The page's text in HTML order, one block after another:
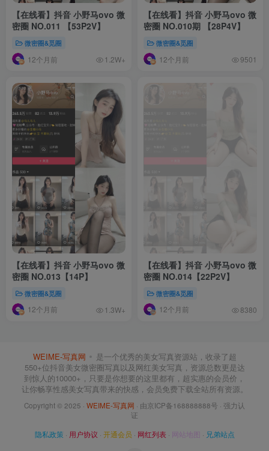
【在线看】抖音 小野马ovo 微
密圈 NO.011 【53P2V】
微密圈&觅圈
12个月前 1.2W+
【在线看】抖音 小野马ovo 微
密圈 NO.010期 【28P4V】
微密圈&觅圈
12个月前 9501
【在线看】抖音 小野马ovo 微
密圈 NO.013【14P】
微密圈&觅圈
12个月前 1.3W+
【在线看】抖音 小野马ovo 微
密圈 NO.014【22P2V】
微密圈&觅圈
12个月前 8380
WEIME-写真网
是一个优秀的美女写真资源站，收录了超
550+位抖音美女微密圈写真以及网红美女写真，资源总数更是达
到惊人的10000+，只要是你想要的这里都有，超实惠的会员价，
让你畅享性感美女写真带来的快感，会员免费下载全站所有资源。
Copyright © 2025 · WEIME-写真网 · 由京ICP备168888888号 · 强力认
证
隐私政策· 用户协议 · 开通会员 · 网红列表· 网站地图 · 兄弟站点